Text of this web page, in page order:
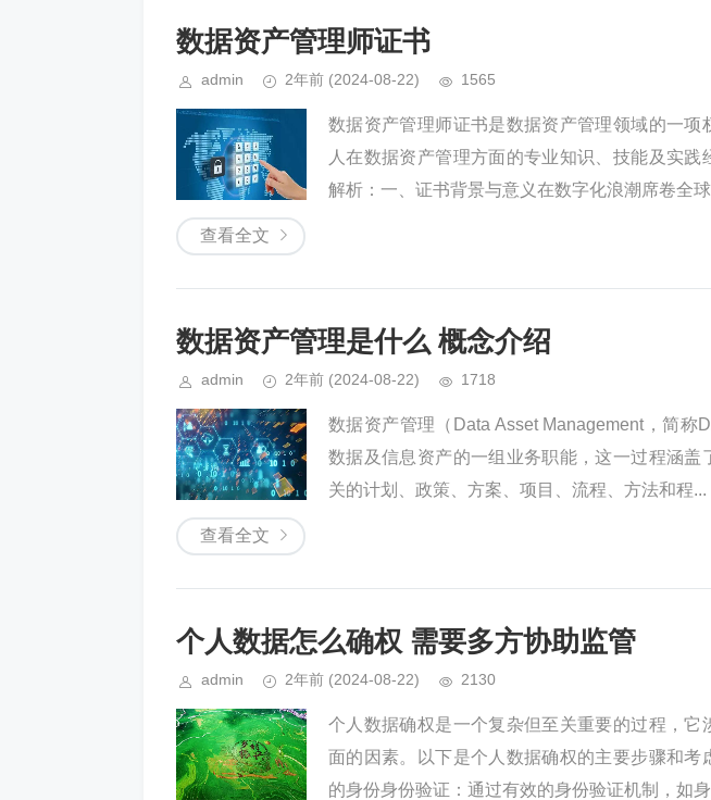
数据资产管理师证书
admin 2年前 (2024-08-22) 1565
数据资产管理师证书是数据资产管理领域的一项
人在数据资产管理方面的专业知识、技能及实践
解析：一、证书背景与意义在数字化浪潮席卷全
查看全文
数据资产管理是什么 概念介绍
admin 2年前 (2024-08-22) 1718
数据资产管理（Data Asset Management，简称
数据及信息资产的一组业务职能，这一过程涵盖
关的计划、政策、方案、项目、流程、方法和程...
查看全文
个人数据怎么确权 需要多方协助监管
admin 2年前 (2024-08-22) 2130
个人数据确权是一个复杂但至关重要的过程，它
面的因素。以下是个人数据确权的主要步骤和考
的身份身份验证：通过有效的身份验证机制，如